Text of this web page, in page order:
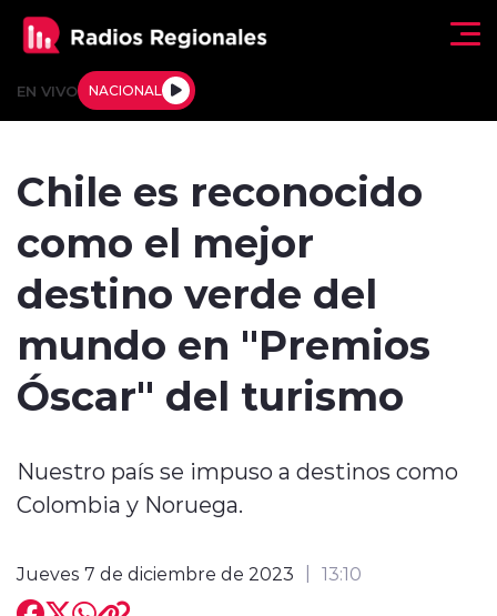
EN VIVO NACIONAL
Tendencias
Deportes
Internacional
Entrevistas
Chile es reconocido
como el mejor
destino verde del
mundo en "Premios
Óscar" del turismo
Nuestro país se impuso a destinos como
Colombia y Noruega.
Jueves 7 de diciembre de 2023 13:10